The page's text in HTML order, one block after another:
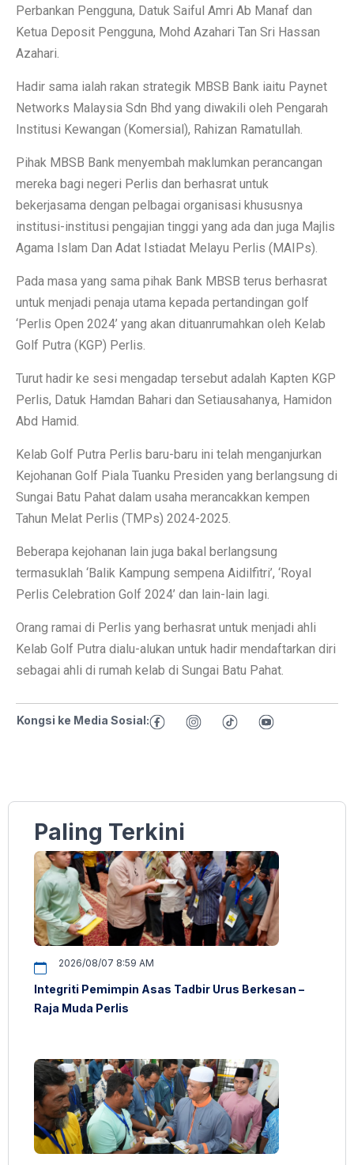
Perbankan Pengguna, Datuk Saiful Amri Ab Manaf dan
Ketua Deposit Pengguna, Mohd Azahari Tan Sri Hassan
Azahari.
Hadir sama ialah rakan strategik MBSB Bank iaitu Paynet
Networks Malaysia Sdn Bhd yang diwakili oleh Pengarah
Institusi Kewangan (Komersial), Rahizan Ramatullah.
Pihak MBSB Bank menyembah maklumkan perancangan
mereka bagi negeri Perlis dan berhasrat untuk
bekerjasama dengan pelbagai organisasi khususnya
institusi-institusi pengajian tinggi yang ada dan juga Majlis
Agama Islam Dan Adat Istiadat Melayu Perlis (MAIPs).
Pada masa yang sama pihak Bank MBSB terus berhasrat
untuk menjadi penaja utama kepada pertandingan golf
‘Perlis Open 2024’ yang akan dituanrumahkan oleh Kelab
Golf Putra (KGP) Perlis.
Turut hadir ke sesi mengadap tersebut adalah Kapten KGP
Perlis, Datuk Hamdan Bahari dan Setiausahanya, Hamidon
Abd Hamid.
Kelab Golf Putra Perlis baru-baru ini telah menganjurkan
Kejohanan Golf Piala Tuanku Presiden yang berlangsung di
Sungai Batu Pahat dalam usaha merancakkan kempen
Tahun Melat Perlis (TMPs) 2024-2025.
Beberapa kejohanan lain juga bakal berlangsung
termasuklah ‘Balik Kampung sempena Aidilfitri’, ‘Royal
Perlis Celebration Golf 2024’ dan lain-lain lagi.
Orang ramai di Perlis yang berhasrat untuk menjadi ahli
Kelab Golf Putra dialu-alukan untuk hadir mendaftarkan diri
sebagai ahli di rumah kelab di Sungai Batu Pahat.
Kongsi ke Media Sosial:
Paling Terkini
2026/08/07 8:59 AM
Integriti Pemimpin Asas Tadbir Urus Berkesan –
Raja Muda Perlis